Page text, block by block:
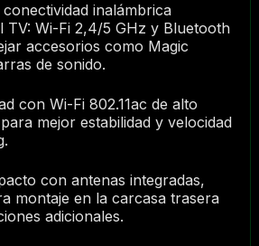
inalámbrica
TV: Wi-Fi 2,4/5 GHz y Bluetooth
accesorios como Magic
de sonido.
con Wi-Fi 802.11ac de alto
mejor estabilidad y velocidad
con antenas integradas,
montaje en la carcasa trasera
adicionales.